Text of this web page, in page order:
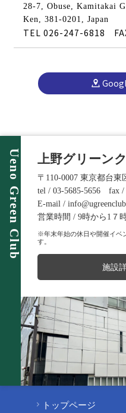
28-7, Obuse, Kamitakai
Ken, 381-0201, Japan
TEL 026-247-6818
Ueno Green Club 上野グリーン
〒110-0007 東京都台東
tel / 03-5685-5656 fax /
E-mail /
営業時間 / 9時から1７
※年末年始の休日や開催イベ
す。
施設
トップページ